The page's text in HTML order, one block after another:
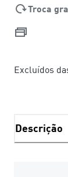
Troca
Excluídos
Descrição